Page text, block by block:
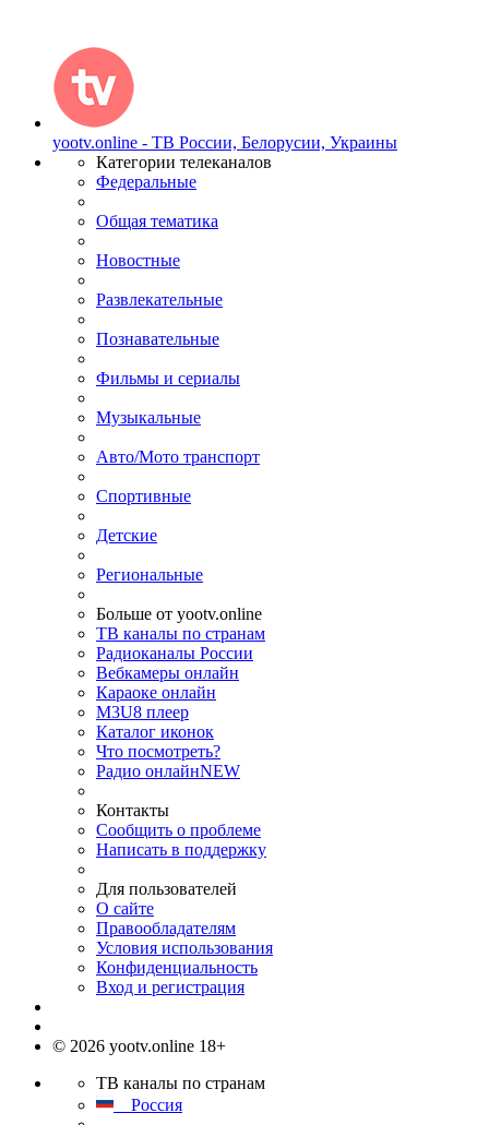
yootv.online - ТВ России, Белорусии, Украины
Категории телеканалов
Федеральные
Общая тематика
Новостные
Развлекательные
Познавательные
Фильмы и сериалы
Музыкальные
Авто/Мото транспорт
Спортивные
Детские
Региональные
Больше от yootv.online
ТВ каналы по странам
Радиоканалы России
Вебкамеры онлайн
Караоке онлайн
M3U8 плеер
Каталог иконок
Что посмотреть?
Радио онлайнNEW
Контакты
Сообщить о проблеме
Написать в поддержку
Для пользователей
О сайте
Правообладателям
Условия использования
Конфиденциальность
Вход и регистрация
© 2026 yootv.online 18+
ТВ каналы по странам
Россия